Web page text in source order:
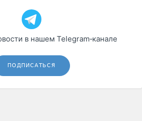
в нашем Telegram‑канале
ПОДПИСАТЬСЯ